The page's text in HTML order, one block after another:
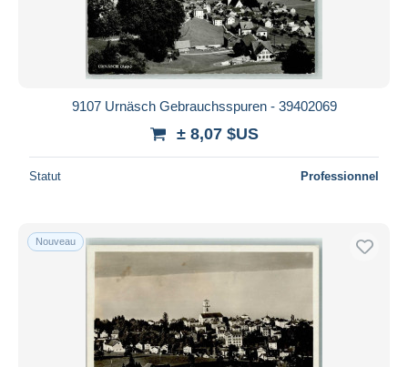
9107 Urnäsch Gebrauchsspuren - 39402069
± 8,07 $US
Statut Professionnel
Nouveau